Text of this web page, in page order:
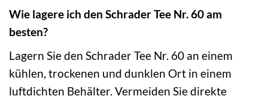
Wie lagere ich den Schrader Tee Nr. 60 am
besten?
Lagern Sie den Schrader Tee Nr. 60 an einem
kühlen, trockenen und dunklen Ort in einem
luftdichten Behälter. Vermeiden Sie direkte